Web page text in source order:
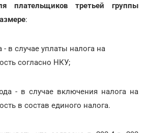
плательщиков третьей группы
:
- в случае уплаты налога на
согласно НКУ;
- в случае включения налога на
в состав единого налога.